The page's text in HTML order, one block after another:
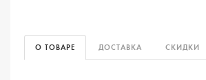
О ТОВАРЕ ДОСТАВКА СКИДКИ